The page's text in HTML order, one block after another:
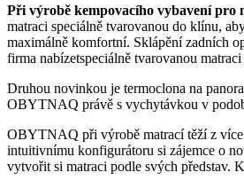
Při výrobě kempovacího vybavení pro
matraci speciálně tvarovanou do klínu,
maximálně komfortní. Sklápění zadních
firma nabízetspeciálně tvarovanou
Druhou novinkou je termoclona na
OBYTNAQ právě s vychytávkou v
OBYTNAQ při výrobě matrací těží z více
intuitivnímu konfigurátoru si zájemce o
vytvořit si matraci podle svých představ.